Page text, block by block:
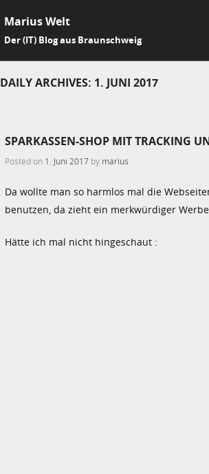
Marius Welt
Der (IT) Blog aus Braunschweig
DAILY ARCHIVES: 1. JUNI 2017
SPARKASSEN-SHOP MIT TRACKING
Posted on 1. Juni 2017 by marius
Da wollte man so harmlos mal die
benutzen, da zieht ein merkwürdiger
Hätte ich mal nicht hingeschaut :